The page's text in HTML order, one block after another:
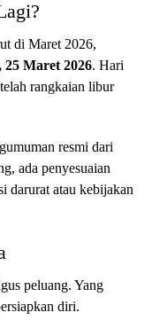
di Maret 2026,
25 Maret 2026. Hari
rangkaian libur
resmi dari
ada penyesuaian
darurat atau kebijakan
peluang. Yang
diri.